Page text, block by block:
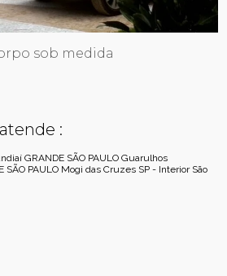
sob medida
:
GRANDE SÃO PAULO Guarulhos
SÃO PAULO Mogi das Cruzes SP - Interior São